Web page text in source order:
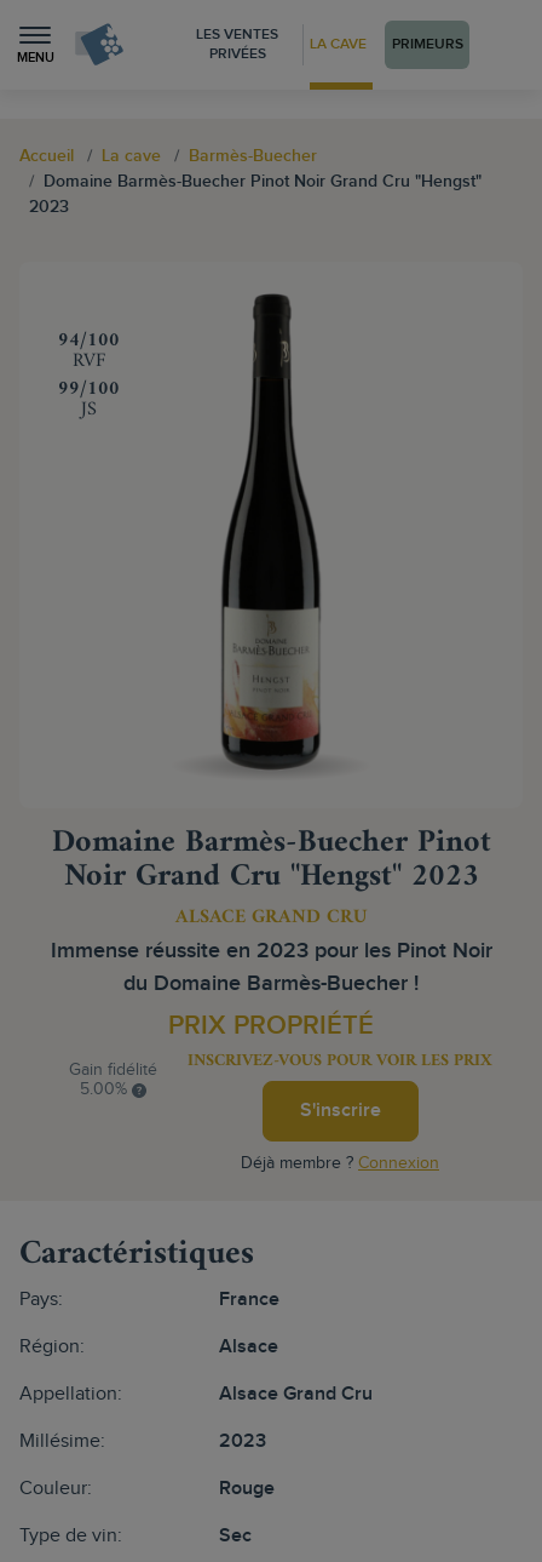
MENU
LES VENTES
PRIVÉES
LA CAVE PRIMEURS
Accueil La cave
Barmès-Buecher
Domaine Barmès-Buecher Pinot Noir Grand Cru "Hengst"
2023
‍94/100
RVF
‍99/100
JS
Domaine Barmès-Buecher Pinot
Noir Grand Cru "Hengst" 2023
ALSACE GRAND CRU
Immense réussite en 2023 pour les Pinot Noir
du Domaine Barmès-Buecher !
PRIX PROPRIÉTÉ
Gain fidélité
5.00%
INSCRIVEZ-VOUS POUR VOIR LES PRIX
S'inscrire
Déjà membre ? Connexion
Caractéristiques
Pays: France
Région: Alsace
Appellation: Alsace Grand Cru
Millésime: 2023
Couleur: Rouge
Type de vin: Sec